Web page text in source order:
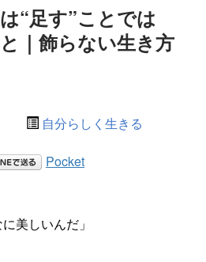
“足す”ことでは
｜飾らない生き方
自分らしく生きる
Pocket
美しいんだ」